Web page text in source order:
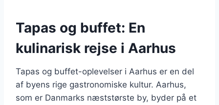
Tapas og buffet: En
kulinarisk rejse i Aarhus
Tapas og buffet-oplevelser i Aarhus er en del
af byens rige gastronomiske kultur. Aarhus,
som er Danmarks næststørste by, byder på et